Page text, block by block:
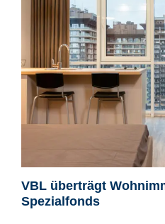
VBL überträgt
Spezialfonds